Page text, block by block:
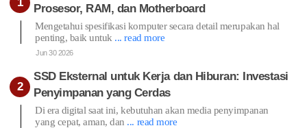
Prosesor, RAM, dan Motherboard
Mengetahui spesifikasi komputer secara detail merupakan hal
penting, baik untuk ... read more
Jun 30 2026
SSD Eksternal untuk Kerja dan Hiburan: Investasi
Penyimpanan yang Cerdas
Di era digital saat ini, kebutuhan akan media penyimpanan
yang cepat, aman, dan ... read more